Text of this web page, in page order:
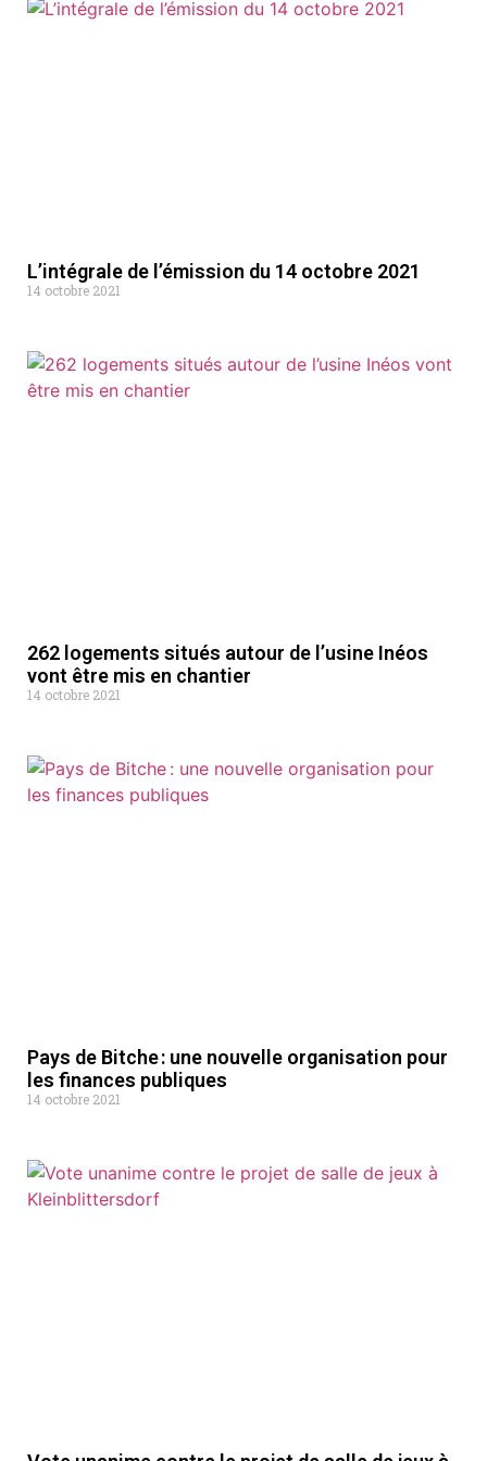
L’intégrale de l’émission du 14 octobre 2021
14 octobre 2021
262 logements situés autour de l’usine Inéos
vont être mis en chantier
14 octobre 2021
Pays de Bitche : une nouvelle organisation pour
les finances publiques
14 octobre 2021